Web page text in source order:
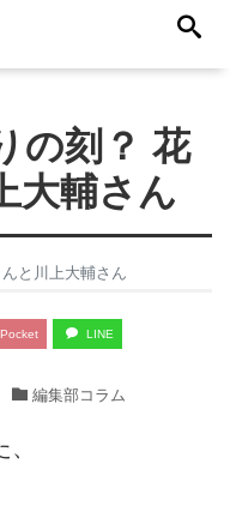
の刻？ 花
大輔さん
と川上大輔さん
Pocket LINE
編集部コラム